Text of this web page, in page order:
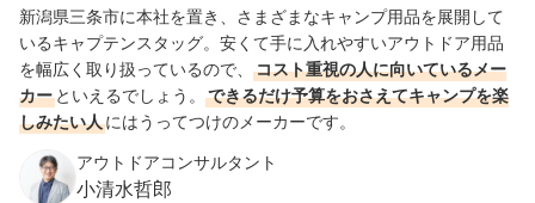
新潟県三条市に本社を置き、さまざまなキャンプ用品を展開して
いるキャプテンスタッグ。安くて手に入れやすいアウトドア用品
を幅広く取り扱っているので、
コスト重視の人に向いているメー
カー といえるでしょう。
できるだけ予算をおさえてキャンプを楽
しみたい人にはうってつけのメーカーです。
アウトドアコンサルタント
小清水哲郎